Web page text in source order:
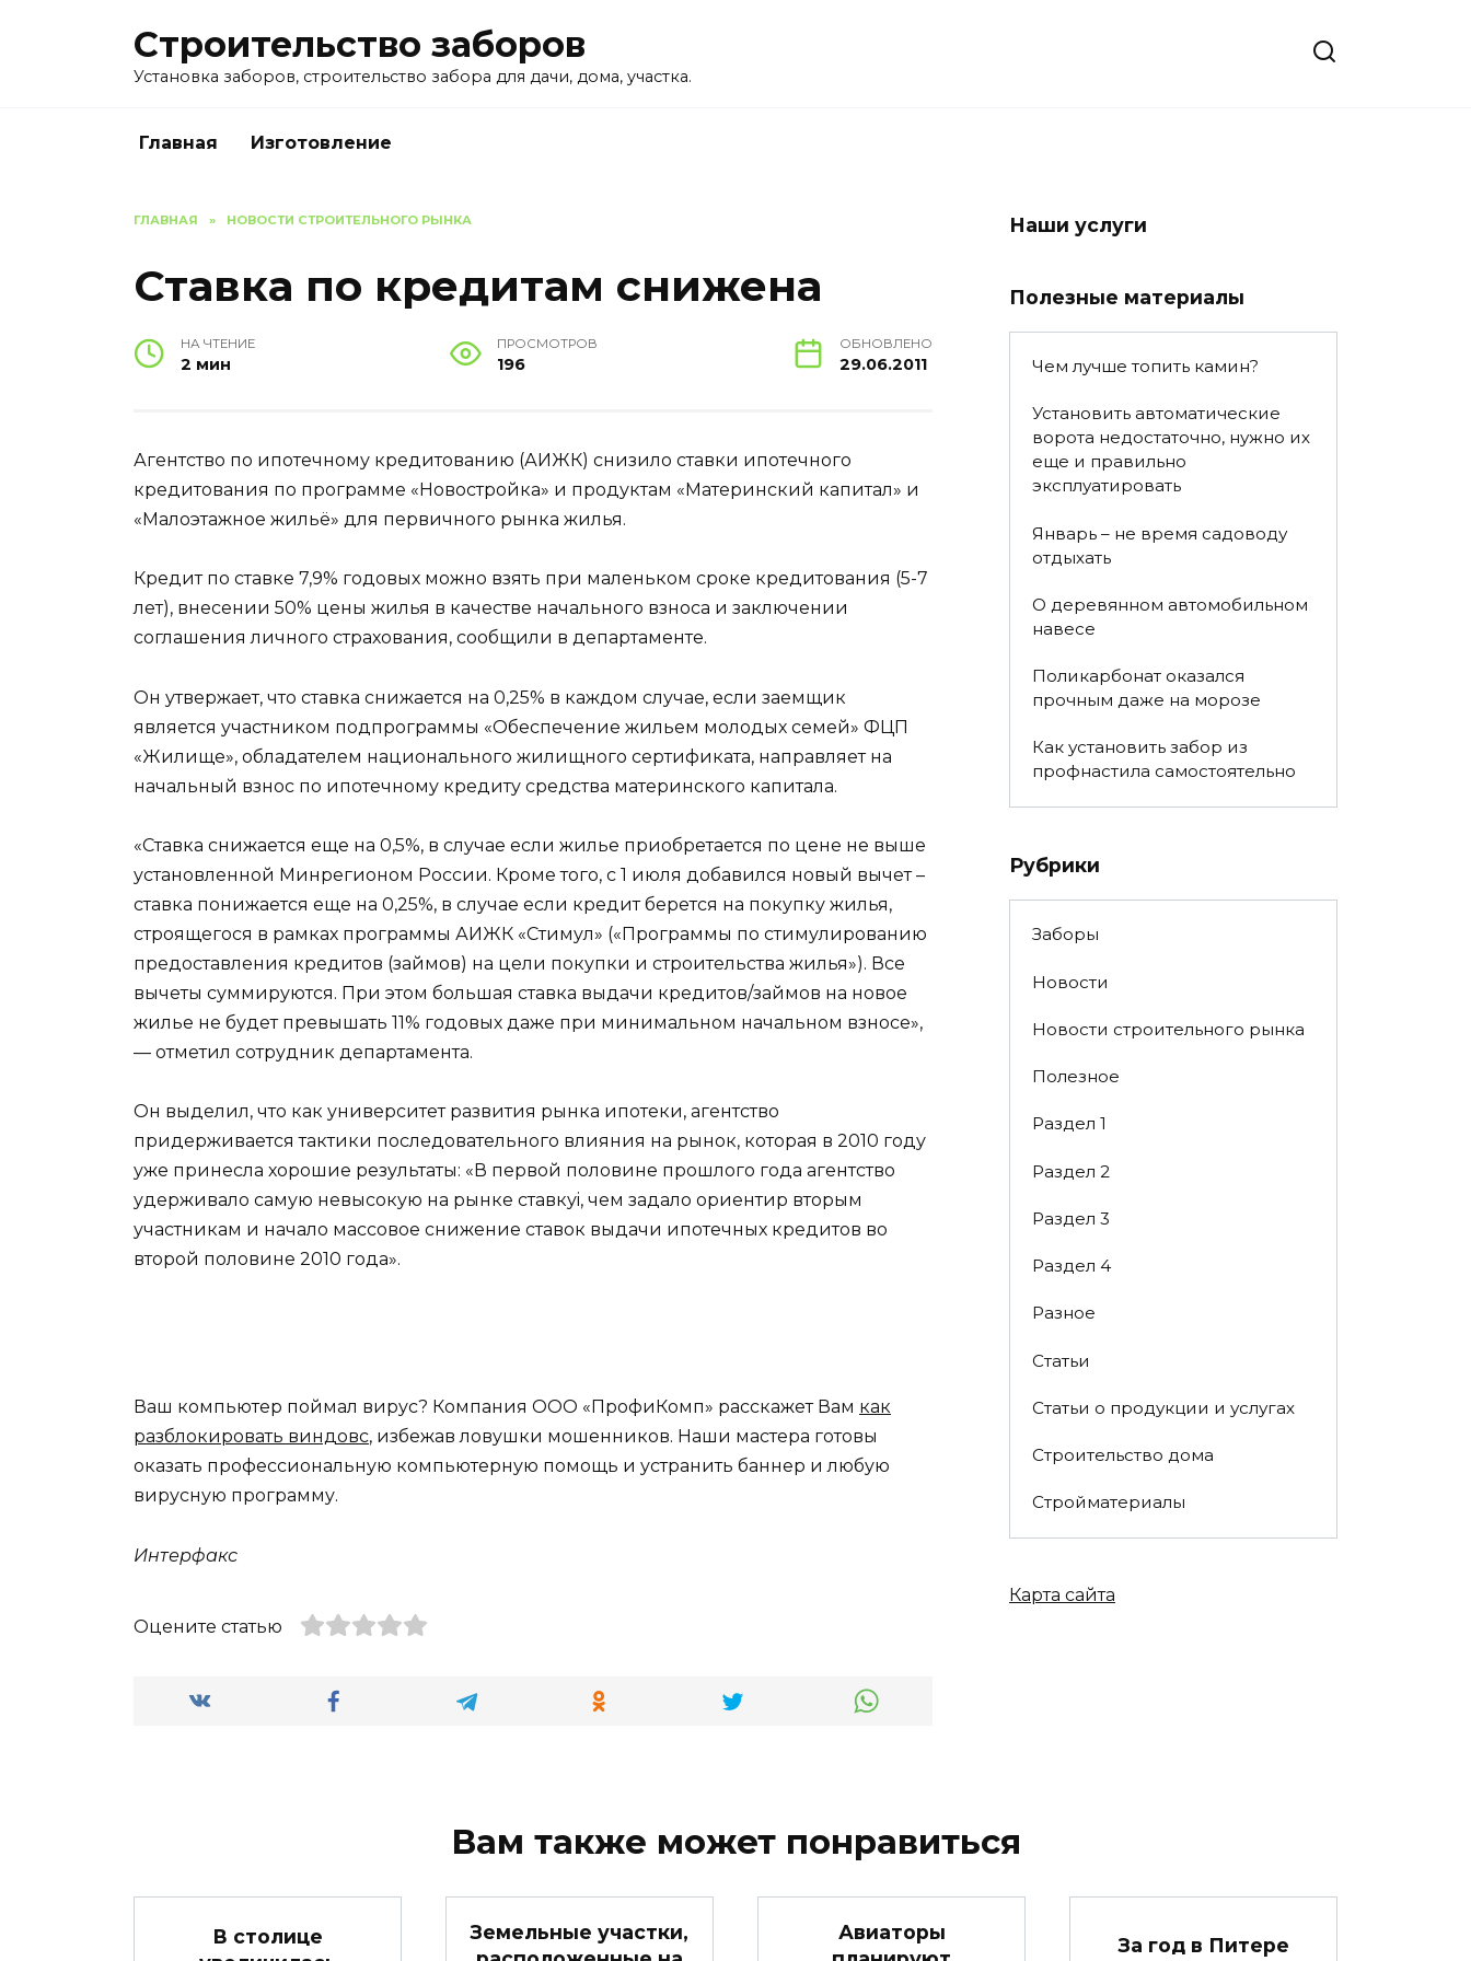
Строительство заборов
Установка заборов, строительство забора для дачи, дома, участка.
Главная Изготовление
ГЛАВНАЯ » НОВОСТИ СТРОИТЕЛЬНОГО РЫНКА
Ставка по кредитам снижена
НА ЧТЕНИЕ
2 мин
ПРОСМОТРОВ
196
ОБНОВЛЕНО
29.06.2011
Агентство по ипотечному кредитованию (АИЖК) снизило ставки ипотечного
кредитования по программе «Новостройка» и продуктам «Материнский капитал» и
«Малоэтажное жильё» для первичного рынка жилья.
Кредит по ставке 7,9% годовых можно взять при маленьком сроке кредитования (5-7
лет), внесении 50% цены жилья в качестве начального взноса и заключении
соглашения личного страхования, сообщили в департаменте.
Он утвержает, что ставка снижается на 0,25% в каждом случае, если заемщик
является участником подпрограммы «Обеспечение жильем молодых семей» ФЦП
«Жилище», обладателем национального жилищного сертификата, направляет на
начальный взнос по ипотечному кредиту средства материнского капитала.
«Ставка снижается еще на 0,5%, в случае если жилье приобретается по цене не выше
установленной Минрегионом России. Кроме того, с 1 июля добавился новый вычет –
ставка понижается еще на 0,25%, в случае если кредит берется на покупку жилья,
строящегося в рамках программы АИЖК «Стимул» («Программы по стимулированию
предоставления кредитов (займов) на цели покупки и строительства жилья»). Все
вычеты суммируются. При этом большая ставка выдачи кредитов/займов на новое
жилье не будет превышать 11% годовых даже при минимальном начальном взносе»,
— отметил сотрудник департамента.
Он выделил, что как университет развития рынка ипотеки, агентство
придерживается тактики последовательного влияния на рынок, которая в 2010 году
уже принесла хорошие результаты: «В первой половине прошлого года агентство
удерживало самую невысокую на рынке ставкуi, чем задало ориентир вторым
участникам и начало массовое снижение ставок выдачи ипотечных кредитов во
второй половине 2010 года».
Ваш компьютер поймал вирус? Компания ООО «ПрофиКомп» расскажет Вам как
разблокировать виндовс, избежав ловушки мошенников. Наши мастера готовы
оказать профессиональную компьютерную помощь и устранить баннер и любую
вирусную программу.
Интерфакс
Оцените статью
Наши услуги
Полезные материалы
Чем лучше топить камин?
Установить автоматические
ворота недостаточно, нужно их
еще и правильно
эксплуатировать
Январь – не время садоводу
отдыхать
О деревянном автомобильном
навесе
Поликарбонат оказался
прочным даже на морозе
Как установить забор из
профнастила самостоятельно
Рубрики
Заборы
Новости
Новости строительного рынка
Полезное
Раздел 1
Раздел 2
Раздел 3
Раздел 4
Разное
Статьи
Статьи o продукции и услугах
Строительство дома
Стройматериалы
Карта сайта
Вам также может понравиться
В столице
Земельные участки,
Авиаторы
За год в Питере